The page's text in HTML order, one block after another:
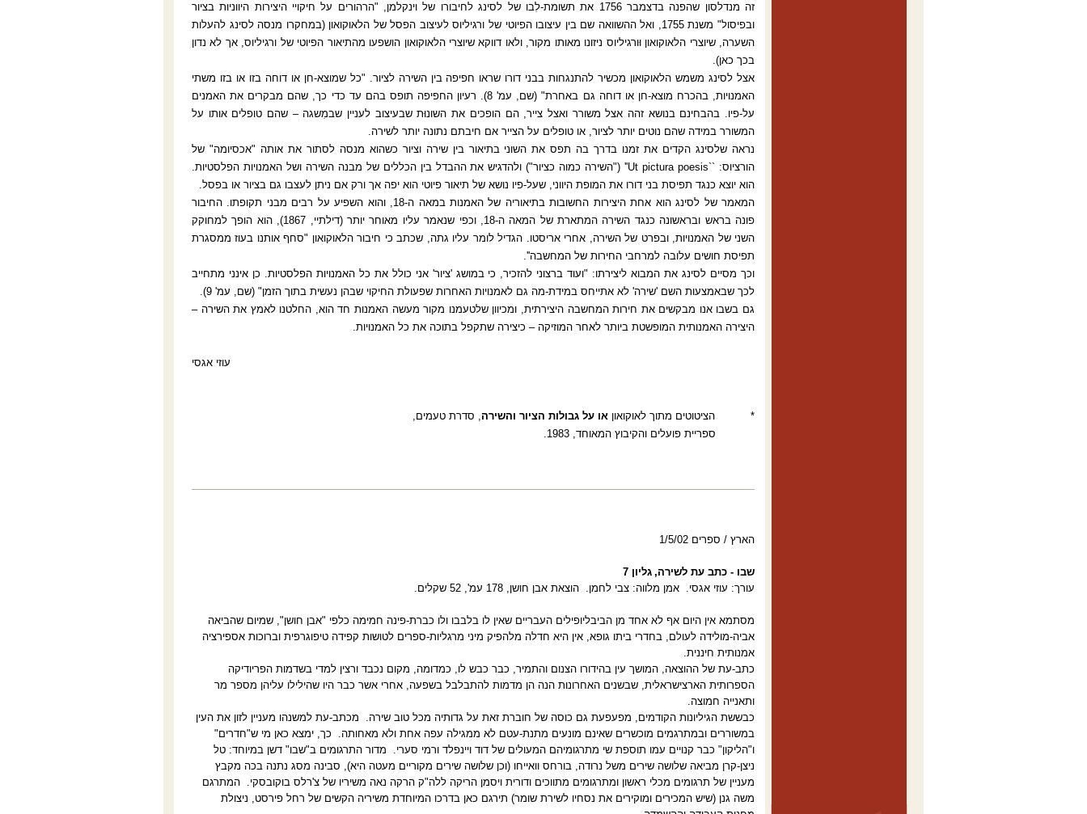
זה מנדלסון שהפנה בדצמבר 1756 את תשומת-לִבו של לסינג לחיבורו של וינקלמן, "הרהורים על חיקויי היצירות היווניות בציור
ובפיסול" משנת 1755, ואל ההשוואה שם בין עיצובו הפיוטי של ורגיליוס לעיצוב הפסל של הלאוקואון (במחקרו מנסה לסינג להעלות
השערה, שיוצרי הלאוקואון וּורגיליוס ניזונו מאותו מקור, ולאו דווקא שיוצרי הלאוקואון הושפעו מהתיאור הפיוטי של ורגיליוס, אך לא נדון
בכך כאן).
אצל לסינג משמש הלאוקואון מכשיר להתנגחות בבני דורו שראו חפיפה בין השירה לציור. "כל שמוצא-חן או דוחה בזו או בזו משתי
האמנויות, בהכרח מוצא-חן או דוחה גם באחרת" (שם, עמ' 8). רעיון החפיפה תופס בהם עד כדי כך, שהם מבקרים את האמנים
על-פיו. בהבחינם בנושא זהה אצל משורר ואצל צייר, הם הופכים את השונוּת שבעיצוב לעניין שבמִשגה – שהם טופלים אותו על
המשורר במידה שהם נוטים יותר לציור, או טופלים על הצייר אם חיבתם נתונה יותר לשירה.
נראה שלסינג הקדים את זמנו בדרך בה תפס את השוני בתיאור בין שירה וציור כשהוא מנסה לסתור את אותה "אכסיומה" של
הורציוס: ``Ut pictura poesis'' ("השירה כמוה כציור") ולהדגיש את ההבדל בין הכללים של מבנה השירה ושל האמנויות הפלסטיות.
הוא יוצא כנגד תפיסת בני דורו את המופת היווני, שעל-פיו נושא של תיאור פיוטי הוא יפה אך ורק אם ניתן לעצבו גם בציור או בפסל.
המאמר של לסינג הוא אחת היצירות החשובות בתיאוריה של האמנות במאה ה-18, והוא השפיע על רבים מבני תקופתו. החיבור
פונה בראש ובראשונה כנגד השירה המתארת של המאה ה-18, וכפי שנאמר עליו מאוחר יותר (דילתיי, 1867), הוא הופך למחוקק
השני של האמנויות, ובפרט של השירה, אחרי אריסטו. הגדיל לומר עליו גתה, שכתב כי חיבור הלאוקואון "סחף אותנו בעוז ממסגרת
תפיסת חושים עלובה למרחבי החירות של המחשבה''.
וכך מסיים לסינג את המבוא ליצירתו: "ועוד ברצוני להזכיר, כי במושג 'ציור' אני כולל את כל האמנויות הפלסטיות. כן אינני מתחייב
לכך שבאמצעות השם 'שירה' לא אתייחס במידת-מה גם לאמנויות האחרות שפעולת החיקוי שבהן נעשית בתוך הזמן" (שם, עמ' 9).
גם בשבו אנו מבקשים את חירות המחשבה היצירתית, ומכיוון שלטעמנו מקור מעשה האמנות חד הוא, החלטנו לאמץ את השירה –
היצירה האמנותית המופשטת ביותר לאחר המוזיקה – כיצירה שתקפל בתוכה את כל האמנויות.
עוזי אגסי
* הציטוטים מתוך לאוקואון או על גבולות הציור והשירה, סדרת טעמים,
ספריית פועלים והקיבוץ המאוחד, 1983.
הארץ / ספרים 1/5/02
שבו - כתב עת לשירה, גליון 7
עורך: עוזי אגסי.
אמן מלווה: צבי לחמן. הוצאת אבן חושן, 178 עמ', 52 שקלים.
מסתמא אין היום אף לא אחד מן הביבליופילים העבריים שאין לו בלבבו ולו כברת-פינה חמימה כלפי "אבן חושן", שמיום שהביאה
אביה-מולידה לעולם, בחדרי ביתו גופא, אין היא חדלה מלהפיק מיני מרגליות-ספרים לטושות קפידה טיפוגרפית וברוכות אספירציה
אמנותית חיננית.
כתב-עת של ההוצאה, המושך עין בהידורו הצנום והתמיר, כבר כבש לו, כמדומה, מקום נכבד ורצין למדי בשדמות הפריודיקה
הספרותית הארצישראלית, שבשנים האחרונות הנה הן מדמות להתבלבל בשפעה, אחרי אשר כבר היו שהילילו עליהן מספר מר
ותאנייה חמוצה.
כבששת הגיליונות הקודמים, מפעפעת גם כוסה של חוברת זאת על גדותיה מכל טוב שירה.
מכתב-עת למשנהו מעניין לזון את העין
במשוררים ובמתרגמים מוכשרים שאינם מונעים מתנת-עטם לא ממגילה עפה אחת ולא מאחותה.
כך, ימצא כאן מי ש"חדרים"
ו"הליקון" כבר קנויים עמו תוספת שי מתרגומיהם המעולים של דוד ויינפלד ורמי סערי.
מדור התרגומים ב"שבו" דשן במיוחד: טל
ניצן-קרן מביאה שלושה שירים משל נרודה, בורחס וואייחו (וכן שלושה שירים מקוריים מעטה היא), סבינה מסג נתנה בכה מקבץ
מעניין של תרגומים מכלי ראשון ומתרגומים מתווכים ודורית ויסמן הריקה ללה"ק הרקה נאה משיריו של צ'רלס בוקובסקי.
המתרגם
משה גנן (שיש המכירים ומוקירים את נסחיו לשירת שומר) תירגם כאן בדרכו המיוחדת משיריה הקשים של רחל פירסט, ניצולת